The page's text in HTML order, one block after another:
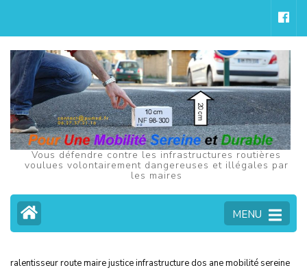
contenu
(Pressez
Entrée)
Vous défendre contre les infrastructures routières
voulues volontairement dangereuses et illégales par
les maires
MENU
ralentisseur route maire justice infrastructure dos ane mobilité sereine